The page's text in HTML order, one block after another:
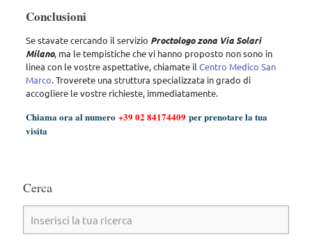
Conclusioni
Se stavate cercando il servizio Proctologo zona Via Solari
Milano, ma le tempistiche che vi hanno proposto non sono in
linea con le vostre aspettative, chiamate il Centro Medico San
Marco. Troverete una struttura specializzata in grado di
accogliere le vostre richieste, immediatamente.
Chiama ora al numero +39 02 84174409per prenotare la tua
visita
Cerca